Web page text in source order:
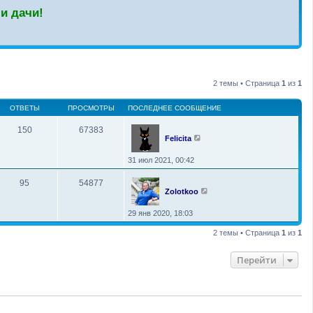
дачи!
2 темы • Страница 1 из 1
ОТВЕТЫ ПРОСМОТРЫ ПОСЛЕДНЕЕ СООБЩЕНИЕ
150 67383
Felicita
31 июл 2021, 00:42
95 54877
Zolotkoo
29 янв 2020, 18:03
2 темы • Страница 1 из 1
Перейти